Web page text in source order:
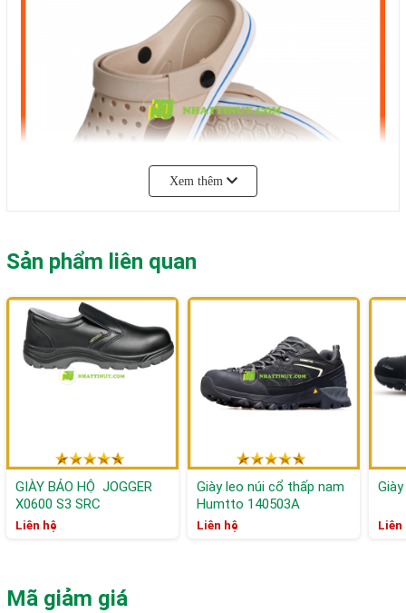
Xem thêm
Sản phẩm liên quan
GIÀY BẢO HỘ JOGGER
X0600 S3 SRC
Liên hệ
Giày leo núi cổ thấp nam
Humtto 140503A
Liên hệ Liên
Mã giảm giá